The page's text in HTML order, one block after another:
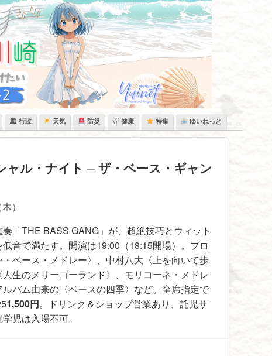
🏛 行政 天気 防災 健康 特集 ゆいねっと
ル・ナイト ─ ザ・ベース・ギャン
）
「THE BASS GANG」が、超絶技巧とウィット
音で満たす。開演は19:00（18:15開場）。プロ
ベース・メドレー〉、中村八大〈上を向いて歩
生のメリーゴーランド〉、モリコーネ・メドレ
バム由来の〈ベースの四季〉など。全席指定で
1,500円。ドリンク＆ショップ営業あり、託児サ
児は入場不可。